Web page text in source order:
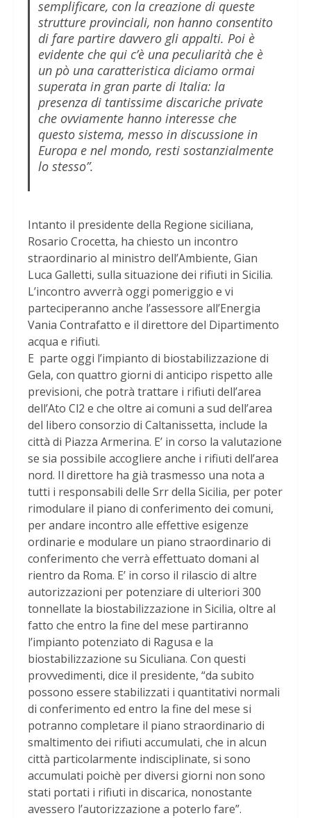
semplificare, con la creazione di queste
strutture provinciali, non hanno consentito
di fare partire davvero gli appalti. Poi è
evidente che qui c’è una peculiarità che è
un pò una caratteristica diciamo ormai
superata in gran parte di Italia: la
presenza di tantissime discariche private
che ovviamente hanno interesse che
questo sistema, messo in discussione in
Europa e nel mondo, resti sostanzialmente
lo stesso”.
Intanto il presidente della Regione siciliana,
Rosario Crocetta, ha chiesto un incontro
straordinario al ministro dell’Ambiente, Gian
Luca Galletti, sulla situazione dei rifiuti in Sicilia.
L’incontro avverrà oggi pomeriggio e vi
parteciperanno anche l’assessore all’Energia
Vania Contrafatto e il direttore del Dipartimento
acqua e rifiuti.
E parte oggi l’impianto di biostabilizzazione di
Gela, con quattro giorni di anticipo rispetto alle
previsioni, che potrà trattare i rifiuti dell’area
dell’Ato Cl2 e che oltre ai comuni a sud dell’area
del libero consorzio di Caltanissetta, include la
città di Piazza Armerina. E’ in corso la valutazione
se sia possibile accogliere anche i rifiuti dell’area
nord. Il direttore ha già trasmesso una nota a
tutti i responsabili delle Srr della Sicilia, per poter
rimodulare il piano di conferimento dei comuni,
per andare incontro alle effettive esigenze
ordinarie e modulare un piano straordinario di
conferimento che verrà effettuato domani al
rientro da Roma. E’ in corso il rilascio di altre
autorizzazioni per potenziare di ulteriori 300
tonnellate la biostabilizzazione in Sicilia, oltre al
fatto che entro la fine del mese partiranno
l’impianto potenziato di Ragusa e la
biostabilizzazione su Siculiana. Con questi
provvedimenti, dice il presidente, “da subito
possono essere stabilizzati i quantitativi normali
di conferimento ed entro la fine del mese si
potranno completare il piano straordinario di
smaltimento dei rifiuti accumulati, che in alcun
città particolarmente indisciplinate, si sono
accumulati poichè per diversi giorni non sono
stati portati i rifiuti in discarica, nonostante
avessero l’autorizzazione a poterlo fare”.